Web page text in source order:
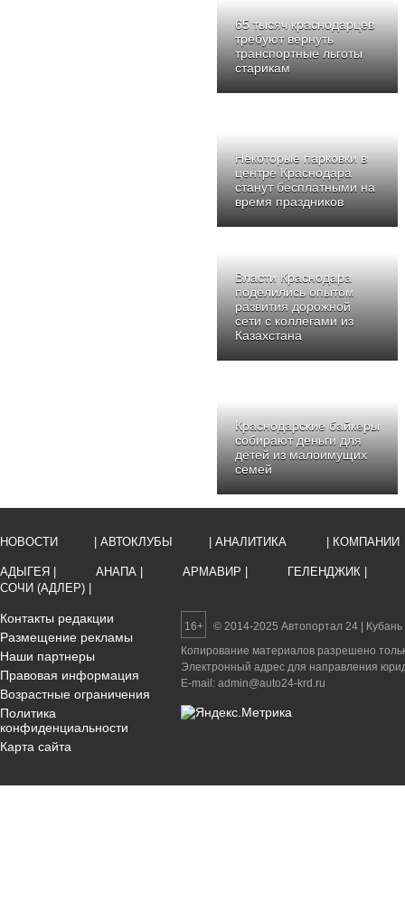
65 тысяч краснодарцев
требуют вернуть
транспортные льготы
старикам
Некоторые парковки в
центре Краснодара
станут бесплатными на
время праздников
Власти Краснодара
поделились опытом
развития дорожной
сети с коллегами из
Казахстана
Краснодарские байкеры
собирают деньги для
детей из малоимущих
семей
НОВОСТИ | АВТОКЛУБЫ | АНАЛИТИКА | КОМПАНИИ
АДЫГЕЯ | АНАПА | АРМАВИР |
ГЕЛЕНДЖИК |
СОЧИ (АДЛЕР) |
Контакты редакции
Размещение рекламы
Наши партнеры
Правовая информация
Возрастные ограничения
Политика
конфиденциальности
Карта сайта
16+
© 2014-2025 Автопортал 24 | Кубань
Копирование материалов разрешено
Электронный адрес для направления
E-mail: admin@auto24-krd.ru